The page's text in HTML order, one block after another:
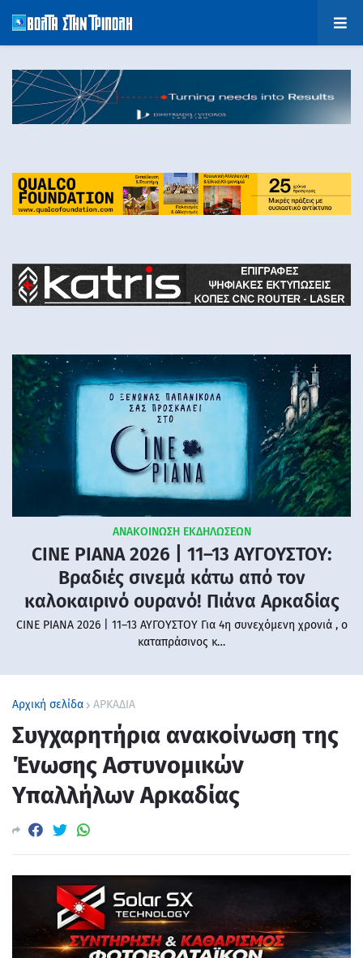
ΑΝΑΚΟΙΝΩΣΗ ΕΚΔΗΛΩΣΕΩΝ
CINE PIANA 2026 | 11–13 ΑΥΓΟΥΣΤΟΥ:
Βραδιές σινεμά κάτω από τον
καλοκαιρινό ουρανό! Πιάνα Αρκαδίας
CINE PIANA 2026 | 11–13 ΑΥΓΟΥΣΤΟΥ Για 4η συνεχόμενη χρονιά , ο
καταπράσινος κ…
Αρχική σελίδα ΑΡΚΑΔΙΑ
Συγχαρητήρια ανακοίνωση της
Ένωσης Αστυνομικών
Υπαλλήλων Αρκαδίας